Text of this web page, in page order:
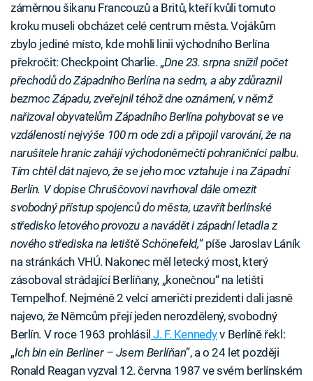
záměrnou šikanu Francouzů a Britů, kteří kvůli tomuto
kroku museli obcházet celé centrum města. Vojákům
zbylo jediné místo, kde mohli linii východního Berlína
překročit: Checkpoint Charlie. „Dne 23. srpna snížil počet
přechodů do Západního Berlína na sedm, a aby zdůraznil
bezmoc Západu, zveřejnil téhož dne oznámení, v němž
nařizoval obyvatelům Západního Berlína pohybovat se ve
vzdálenosti nejvýše 100 m ode zdi a připojil varování, že na
narušitele hranic zahájí východoněmečtí pohraničníci palbu.
Tím chtěl dát najevo, že se jeho moc vztahuje i na Západní
Berlín. V dopise Chruščovovi navrhoval dále omezit
svobodný přístup spojenců do města, uzavřít berlínské
středisko letového provozu a navádět i západní letadla z
nového střediska na letiště Schönefeld,“ píše Jaroslav Láník
na stránkách VHÚ. Nakonec měl letecký most, který
zásoboval strádající Berlíňany, „konečnou“ na letišti
Tempelhof. Nejméně 2 velcí američtí prezidenti dali jasně
najevo, že Němcům přejí jeden nerozdělený, svobodný
Berlín. V roce 1963 prohlásil J. F. Kennedyv Berlíně řekl:
„Ich bin ein Berliner – Jsem Berlíňan”, a o 24 let později
Ronald Reagan vyzval 12. června 1987 ve svém berlínském